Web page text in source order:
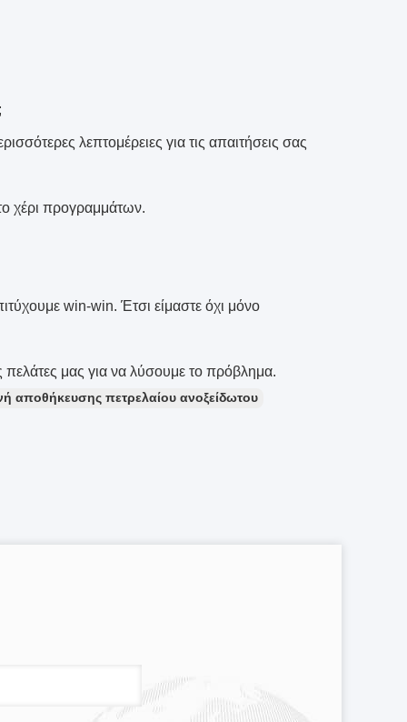
λεπτομέρειες για τις απαιτήσεις σας
χέρι προγραμμάτων.
win-win. Έτσι είμαστε όχι μόνο
μας για να λύσουμε το πρόβλημα.
αποθήκευσης πετρελαίου ανοξείδωτου